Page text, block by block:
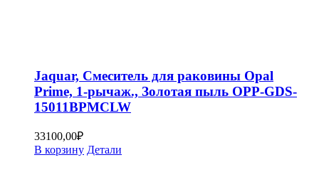
Jaquar, Смеситель для раковины Opal
Prime, 1-рычаж., Золотая пыль OPP-GDS-
15011BPMCLW
33100,00₽
В корзину Детали